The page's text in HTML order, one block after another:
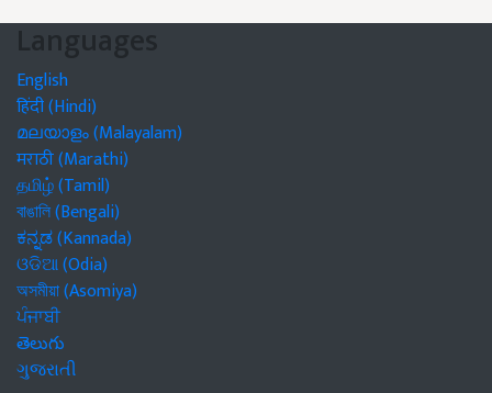
Languages
English
हिंदी (Hindi)
മലയാളം (Malayalam)
मराठी (Marathi)
தமிழ் (Tamil)
বাঙালি (Bengali)
ಕನ್ನಡ (Kannada)
ଓଡିଆ (Odia)
অসমীয়া (Asomiya)
ਪੰਜਾਬੀ
తెలుగు
ગુજરાતી